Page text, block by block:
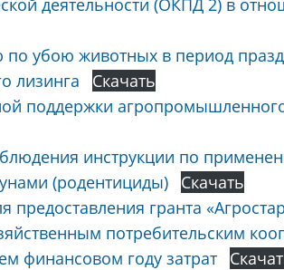
деятельности (ОКПД 2) в
убою животных в период
лизинга
Скачать
поддержки
инструкции по
(родентициды)
Скачать
предоставления гранта
потребительским
финансовом году затрат